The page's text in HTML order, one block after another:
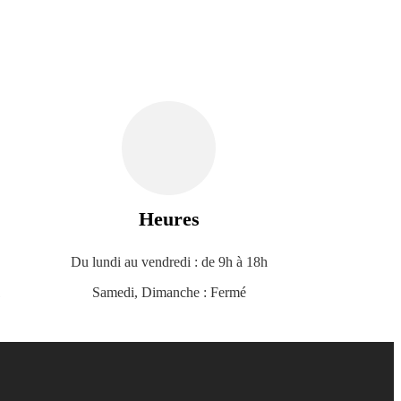
Heures
Du lundi au vendredi : de 9h à 18h
Samedi, Dimanche : Fermé